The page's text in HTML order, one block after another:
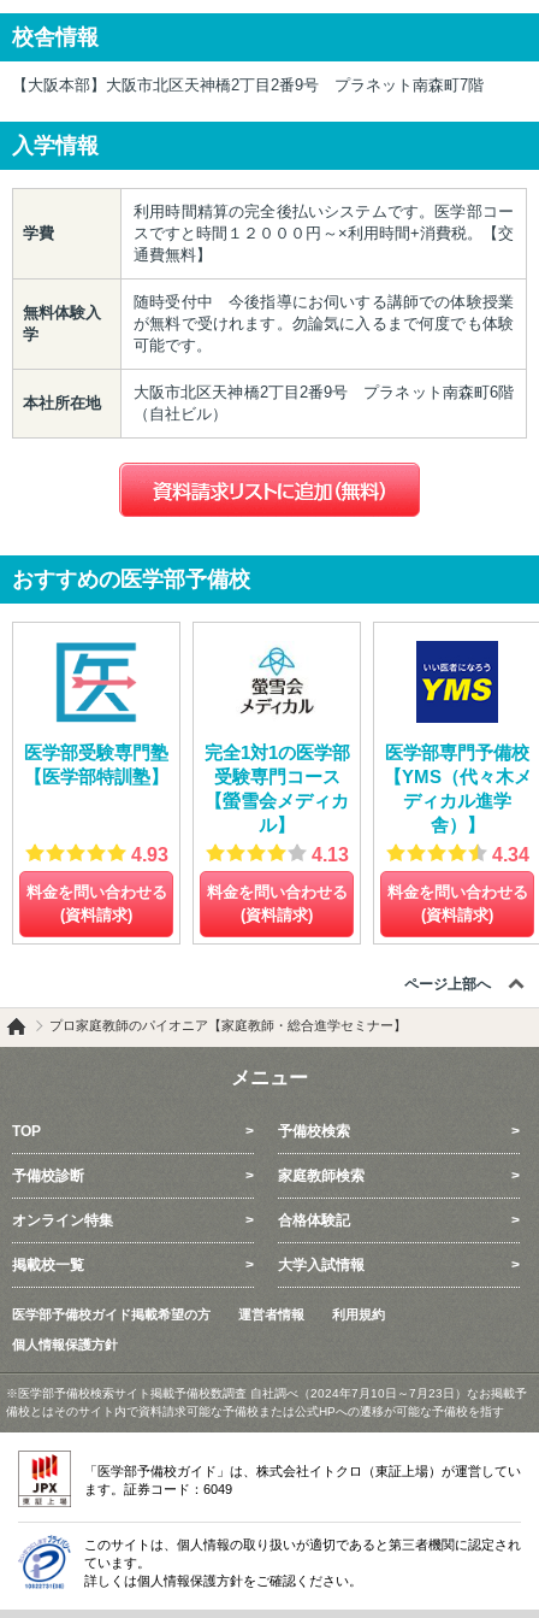
校舎情報
【大阪本部】大阪市北区天神橋2丁目2番9号 プラネット南森町7階
入学情報
学費
利用時間精算の完全後払いシステムです。医学部コー
スですと時間１２０００円～×利用時間+消費税。【交
通費無料】
無料体験入
学
随時受付中 今後指導にお伺いする講師での体験授業
が無料で受けれます。勿論気に入るまで何度でも体験
可能です。
本社所在地
大阪市北区天神橋2丁目2番9号 プラネット南森町6階
（自社ビル）
おすすめの医学部予備校
医学部受験専門塾
【医学部特訓塾】
4.93
料金を問い合わせる
(資料請求)
完全1対1の医学部
受験専門コース
【螢雪会メディカ
ル】
4.13
料金を問い合わせる
(資料請求)
医学部専門予備校
【YMS（代々木メ
ディカル進学
舎）】
4.34
料金を問い合わせる
(資料請求)
ページ上部へ
プロ家庭教師のパイオニア【家庭教師・総合進学セミナー】
メニュー
TOP 予備校検索
予備校診断 家庭教師検索
オンライン特集 合格体験記
掲載校一覧 大学入試情報
医学部予備校ガイド掲載希望の方 運営者情報 利用規約
個人情報保護方針
※医学部予備校検索サイト掲載予備校数調査 自社調べ（2024年7月10日～7月23日）なお掲載予
備校とはそのサイト内で資料請求可能な予備校または公式HPへの遷移が可能な予備校を指す
「医学部予備校ガイド」は、株式会社イトクロ（東証上場）が運営してい
ます。証券コード：6049
このサイトは、個人情報の取り扱いが適切であると第三者機関に認定され
ています。
詳しくは個人情報保護方針をご確認ください。